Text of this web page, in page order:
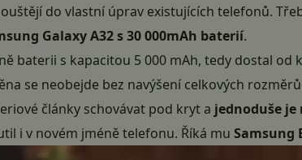
do vlastní úprav existujících telefonů.
Galaxy A32 s 30 000mAh baterií.
baterii s kapacitou 5 000 mAh, tedy dostal od
se neobejde bez navýšení celkových
články schovávat pod kryt a jednoduše
i v novém jméně telefonu. Říká mu Samsung